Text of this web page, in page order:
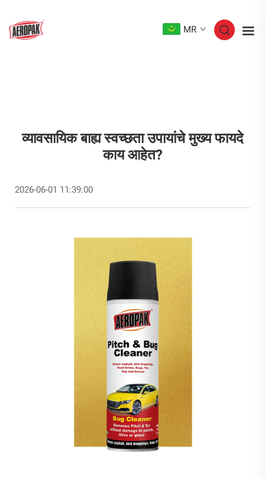
MR
व्यावसायिक बाह्य स्वच्छता उपायांचे मुख्य फायदे
काय आहेत?
2026-06-01 11:39:00